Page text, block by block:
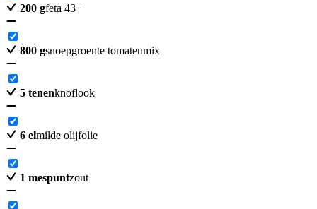
200 gfeta 43+
800 gsnoepgroente tomatenmix
5 tenenknoflook
6 elmilde olijfolie
1 mespuntzout